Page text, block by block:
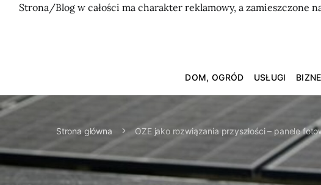
Strona/Blog w całości ma charakter reklamowy, a
DOM, OGRÓD USŁUGI
Strona główna OZE jako rozwiązania przyszłości – panele